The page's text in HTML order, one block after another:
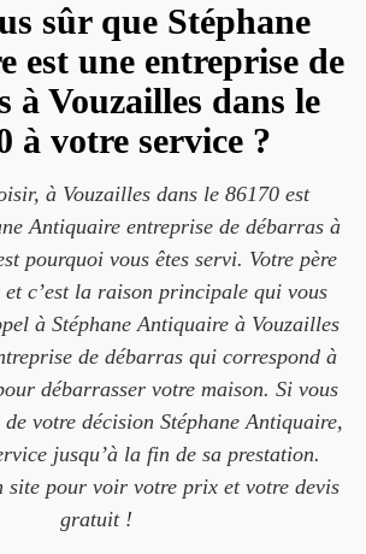
sûr que Stéphane
est une entreprise de
à Vouzailles dans le
à votre service ?
à Vouzailles dans le 86170 est
Antiquaire entreprise de débarras à
pourquoi vous êtes servi. Votre père
c’est la raison principale qui vous
à Stéphane Antiquaire à Vouzailles
de débarras qui correspond à
débarrasser votre maison. Si vous
votre décision Stéphane Antiquaire,
jusqu’à la fin de sa prestation.
site pour voir votre prix et votre devis
gratuit !